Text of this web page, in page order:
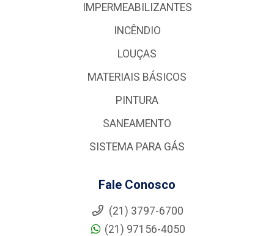
IMPERMEABILIZANTES
INCÊNDIO
LOUÇAS
MATERIAIS BÁSICOS
PINTURA
SANEAMENTO
SISTEMA PARA GÁS
Fale Conosco
(21) 3797-6700
(21) 97156-4050